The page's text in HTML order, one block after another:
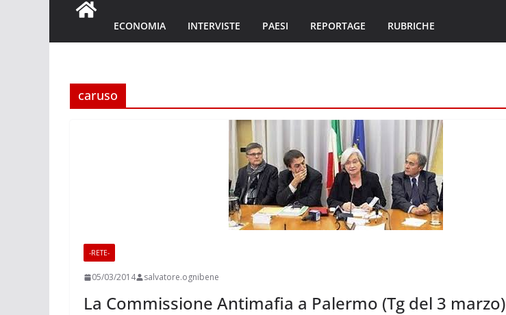
ECONOMIA INTERVISTE PAESI REPORTAGE RUBRICHE
caruso
-RETE-
05/03/2014 salvatore.ognibene
La Commissione Antimafia a Palermo (Tg del 3 marzo)